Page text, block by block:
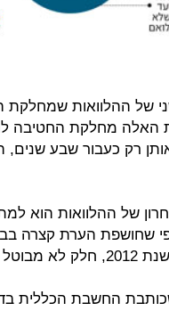
של ההלוואות שמחלקת
של ההלוואות הוא
שלא כדי לגבות אותן.